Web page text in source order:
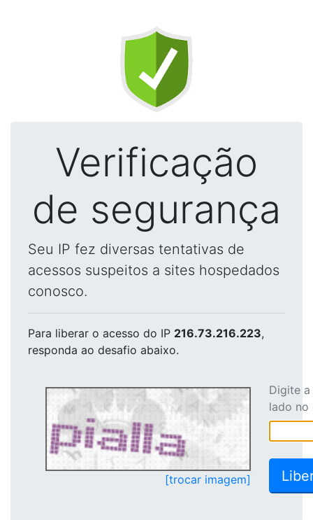
Verificação
de segurança
Seu IP fez diversas tentativas de
acessos suspeitos a sites hospedados
conosco.
Para liberar o acesso do IP 216.73.216.223,
responda ao desafio abaixo.
[trocar imagem]
Digite
lado no